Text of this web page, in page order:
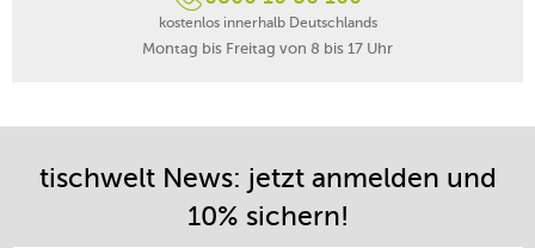
kostenlos innerhalb Deutschlands
Montag bis Freitag von 8 bis 17 Uhr
tischwelt News: jetzt anmelden und
10% sichern!